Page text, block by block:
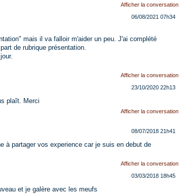
Afficher la conversation
06/08/2021 07h34
mais il va falloir m'aider un peu. J'ai complété
de rubrique présentation.
Afficher la conversation
23/10/2020 22h13
plaît. Merci
Afficher la conversation
08/07/2018 21h41
à partager vos experience car je suis en debut de
Afficher la conversation
03/03/2018 18h45
et je galère avec les meufs